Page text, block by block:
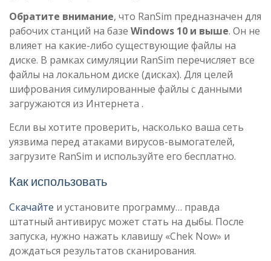
Обратите внимание, что RanSim предназначен для
рабочих станций на базе Windows 10 и выше. Он не
влияет на какие-либо существующие файлы на
диске. В рамках симуляции RanSim перечисляет все
файлы на локальном диске (дисках). Для целей
шифрования симулированные файлы с данными
загружаются из Интернета .
Если вы хотите проверить, насколько ваша сеть
уязвима перед атаками вирусов-вымогателей,
загрузите RanSim и используйте его бесплатно.
Как использовать
Скачайте и установите программу… правда
штатный антивирус может стать на дыбы. После
запуска, нужно нажать клавишу «Chek Now» и
дождаться результатов сканирования.